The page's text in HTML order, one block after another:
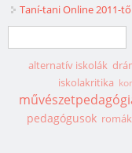
Taní-tani Online 2011-
Keresés űrlap
Keresés
alternatív iskolák
iskolakritika
pedagógusok romák